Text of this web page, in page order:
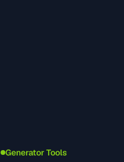
Generator Tools